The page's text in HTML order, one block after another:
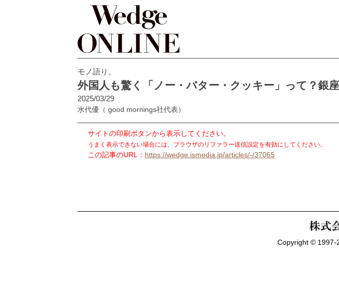
モノ語り。
外国人も驚く「ノー・バター・クッキー」って？銀
2025/03/29
水代優 （ good mornings社代表）
サイトの印刷ボタンから表示してください。
うまく表示できない場合には、ブラウザのリファラー送信設定を有効にしてください。
この記事のURL： https://wedge.ismedia.jp/articles/-/37065
Copyright © 1997-